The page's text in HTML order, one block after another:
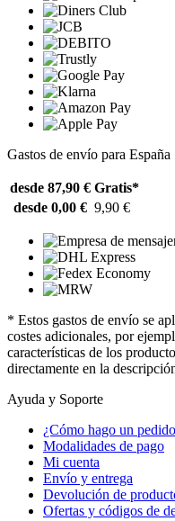
Gastos de envío para España
desde 87,90 € Gratis*
desde 0,00 € 9,90 €
* Estos gastos de envío se
costes adicionales, por
características de los
directamente en la
Ayuda y Soporte
¿Cómo hago un
Modalidades de pago
Mi cuenta
Envío y entrega
Devolución de
Ofertas y códigos de